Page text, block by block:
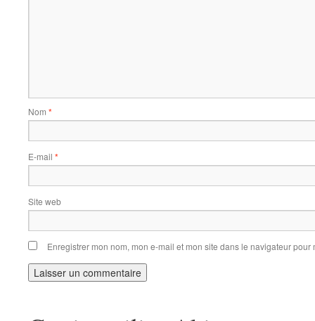
Nom *
E-mail *
Site web
Enregistrer mon nom, mon e-mail et mon site dans le navigateur